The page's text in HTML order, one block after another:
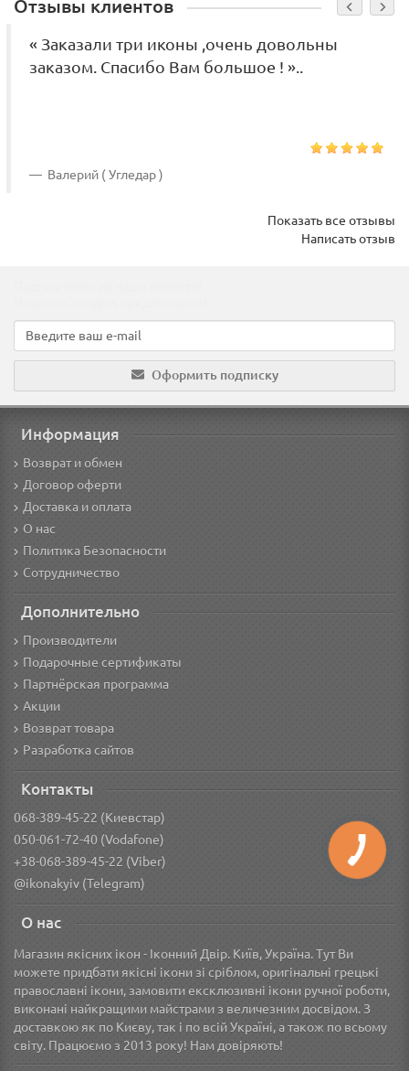
Отзывы клиентов
« Заказали три иконы ,очень довольны
заказом. Спасибо Вам большое ! »..
Валерий ( Угледар )
Показать все отзывы
Написать отзыв
Оформить подписку
Информация
Возврат и обмен
Договор оферти
Доставка и оплата
О нас
Политика Безопасности
Сотрудничество
Дополнительно
Производители
Подарочные сертификаты
Партнёрская программа
Акции
Возврат товара
Разработка сайтов
Контакты
068-389-45-22 (Киевстар)
050-061-72-40 (Vodafone)
+38-068-389-45-22 (Viber)
@ikonakyiv (Telegram)
О нас
Магазин якісних ікон - Іконний Двір. Київ, Україна. Тут Ви
можете придбати якісні ікони зі сріблом, оригінальні грецькі
православні ікони, замовити ексклюзивні ікони ручної роботи,
виконані найкращими майстрами з величезним досвідом. З
доставкою як по Києву, так і по всій Україні, а також по всьому
світу. Працюємо з 2013 року! Нам довіряють!